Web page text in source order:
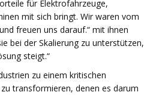
für Elektrofahrzeuge,
mit sich bringt. Wir waren vom
freuen uns darauf.“ mit ihnen
bei der Skalierung zu unterstützen,
steigt.“
zu einem kritischen
transformieren, denen es darum